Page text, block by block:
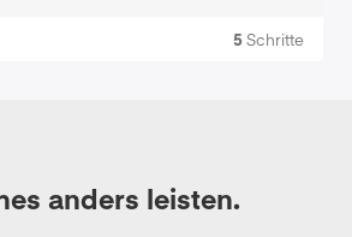
5Schritte
anders leisten.